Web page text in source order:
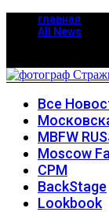
главная
All News
Все
MBFW
Moscow
CPM
BackStage
Lookbook